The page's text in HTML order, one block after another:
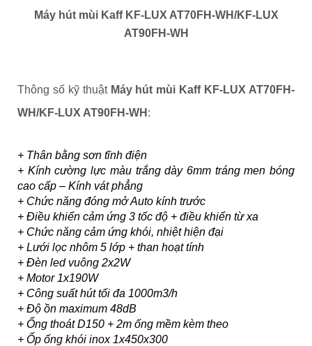
Máy hút mùi Kaff KF-LUX AT70FH-WH/KF-LUX
AT90FH-WH
Thông số kỹ thuật Máy hút mùi Kaff KF-LUX AT70FH-
WH/KF-LUX AT90FH-WH :
+ Thân bằng sơn tĩnh điện
+ Kính cường lực màu trắng dày 6mm tráng men bóng
cao cấp – Kính vát phẳng
+ Chức năng đóng mở Auto kính trước
+ Điều khiển cảm ứng 3 tốc độ + điều khiển từ xa
+ Chức năng cảm ứng khói, nhiệt hiện đại
+ Lưới lọc nhôm 5 lớp + than hoạt tính
+ Đèn led vuông 2x2W
+ Motor 1x190W
+ Công suất hút tối đa 1000m3/h
+ Độ ồn maximum 48dB
+ Ống thoát D150 + 2m ống mềm kèm theo
+ Ốp ống khói inox 1x450x300